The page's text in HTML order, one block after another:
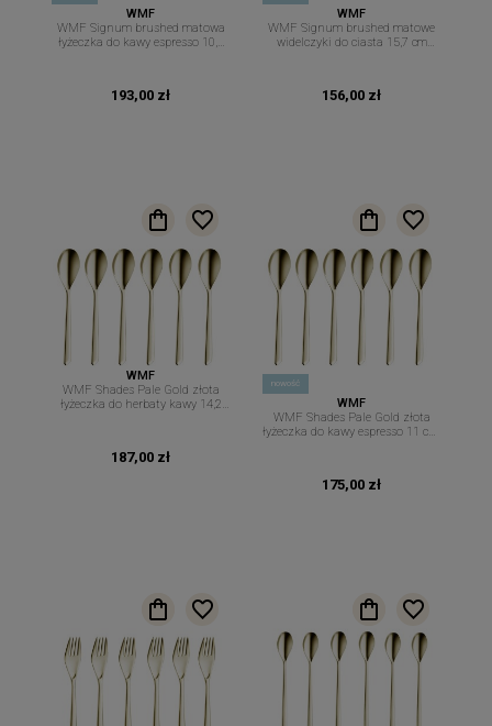
WMF
WMF Signum brushed matowa
łyżeczka do kawy espresso 10,8
193,00 zł
WMF
WMF Signum brushed matowe
widelczyki do ciasta 15,7 cm
156,00 zł
WMF
WMF Shades Pale Gold złota
łyżeczka do herbaty kawy 14,2
187,00 zł
nowość
WMF
WMF Shades Pale Gold złota
łyżeczka do kawy espresso 11 cm.
175,00 zł